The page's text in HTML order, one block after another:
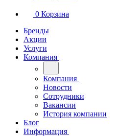
0 Корзина
Бренды
Акции
Услуги
Компания
Компания
Новости
Сотрудники
Вакансии
История компании
Блог
Информация